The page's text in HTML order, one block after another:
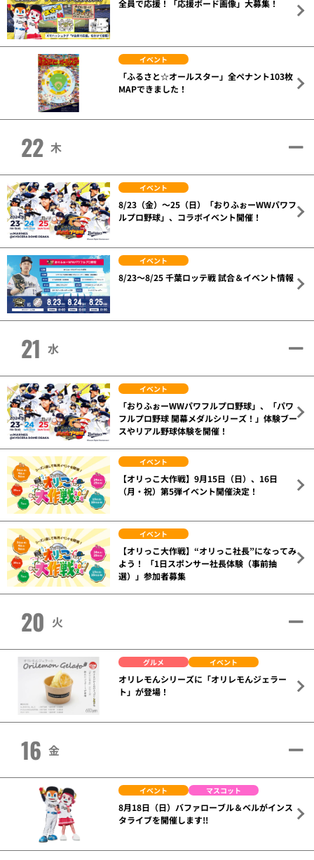
全員で応援！「応援ボード画像」大募集！
イベント
「ふるさと☆オールスター」全ペナント103枚
MAPできました！
22 木
イベント
8/23（金）～25（日）「おりふぉーWWパワフ
ルプロ野球」、コラボイベント開催！
イベント
8/23～8/25 千葉ロッテ戦 試合＆イベント情報
21 水
イベント
「おりふぉーWWパワフルプロ野球」、「パワ
フルプロ野球 開幕メダルシリーズ！」体験ブー
スやリアル野球体験を開催！
イベント
【オリっこ大作戦】9月15日（日）、16日
（月・祝）第5弾イベント開催決定！
イベント
【オリっこ大作戦】“オリっこ社長”になってみ
よう！ 「1日スポンサー社長体験（事前抽
選）」参加者募集
20 火
グルメ イベント
オリレモんシリーズに「オリレモんジェラー
ト」が登場！
16 金
イベント マスコット
8月18日（日）バファローブル＆ベルがインス
タライブを開催します!!